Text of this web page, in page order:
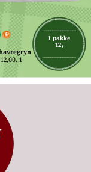
1 pakke
12,-
1